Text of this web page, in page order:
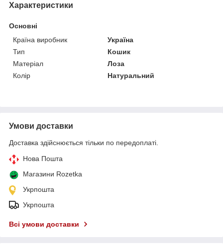
Характеристики
Основні
Країна виробник
Україна
Тип
Кошик
Матеріал
Лоза
Колір
Натуральний
Умови доставки
Доставка здійснюється тільки по передоплаті.
Нова Пошта
Магазини Rozetka
Укрпошта
Укрпошта
Всі умови доставки